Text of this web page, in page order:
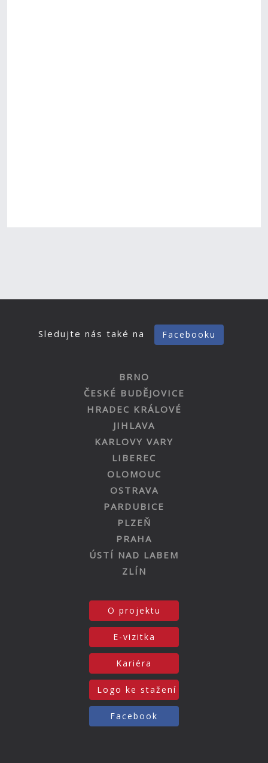
Sledujte nás také na Facebooku
BRNO
ČESKÉ BUDĚJOVICE
HRADEC KRÁLOVÉ
JIHLAVA
KARLOVY VARY
LIBEREC
OLOMOUC
OSTRAVA
PARDUBICE
PLZEŇ
PRAHA
ÚSTÍ NAD LABEM
ZLÍN
O projektu
E-vizitka
Kariéra
Logo ke stažení
Facebook